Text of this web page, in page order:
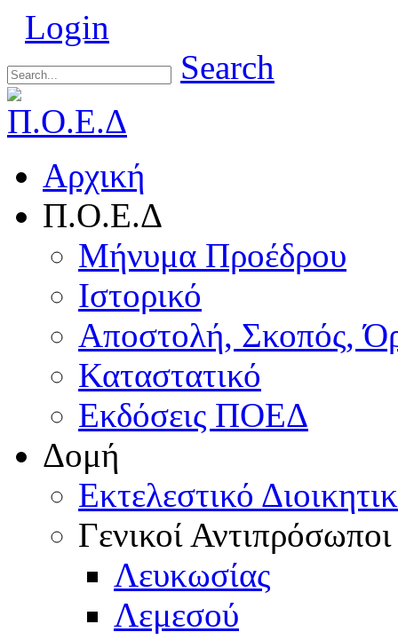
Login
Search
Αρχική
Π.Ο.Ε.Δ
Μήνυμα Προέδρου
Ιστορικό
Αποστολή, Σκοπός,
Καταστατικό
Εκδόσεις ΠΟΕΔ
Δομή
Εκτελεστικό
Γενικοί Αντιπρόσωποι
Λευκωσίας
Λεμεσού